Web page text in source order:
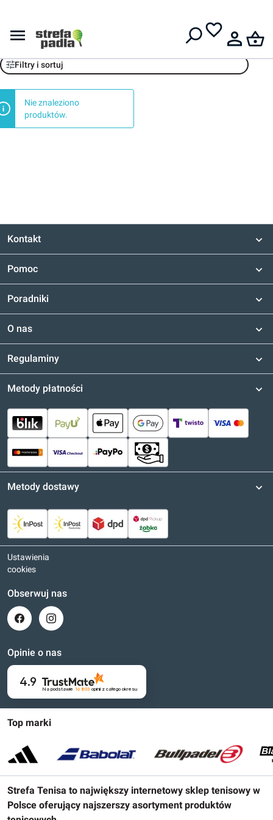
Tennis Zone
Filtry i sortuj
Nie znaleziono
produktów.
Kontakt
Pomoc
Poradniki
O nas
Regulaminy
Top marki
Strefa Tenisa to największy internetowy sklep tenisowy w
Polsce oferujący najszerszy asortyment produktów
Metody płatności
Metody dostawy
Ustawienia
cookies
Obserwuj nas
Opinie o nas
4.9
Na podstawie 16 803 opinii z całego okresu